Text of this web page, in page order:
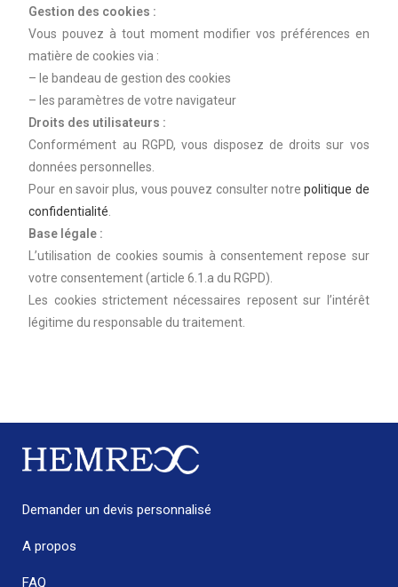
Gestion des cookies :
Vous pouvez à tout moment modifier vos préférences en
matière de cookies via :
– le bandeau de gestion des cookies
– les paramètres de votre navigateur
Droits des utilisateurs :
Conformément au RGPD, vous disposez de droits sur vos
données personnelles.
Pour en savoir plus, vous pouvez consulter notrepolitique de
confidentialité
Base légale :
L’utilisation de cookies soumis à consentement repose sur
votre consentement (article 6.1.a du RGPD).
Les cookies strictement nécessaires reposent sur l’intérêt
légitime du responsable du traitement.
Demander un devis personnalisé
A propos
FAQ